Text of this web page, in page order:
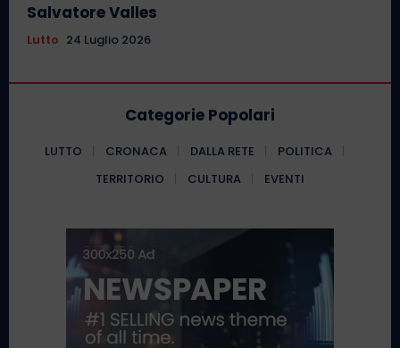
Salvatore Valles
Lutto 24 Luglio 2026
Categorie Popolari
LUTTO CRONACA DALLA RETE
POLITICA
TERRITORIO
CULTURA EVENTI